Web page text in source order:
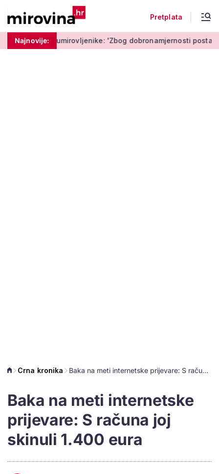
Pretplata
Najnovije:'Zbog dobronamjernosti postaju meta prijevare'
Crna kronika Baka na meti internetske prijevare: S računa joj skinuli 1.400 eura
Baka na meti internetske
prijevare: S računa joj
skinuli 1.400 eura